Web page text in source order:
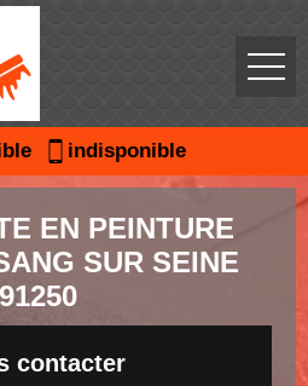
indisponible
EN PEINTURE
SUR SEINE
91250
contacter